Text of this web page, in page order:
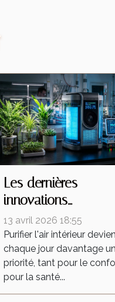
Les dernières
innovations
technologiques en
matière de
d'air
13 avril 2026 18:55
Purifier l'air intérieur
chaque jour davantage
priorité, tant pour le
pour la santé...